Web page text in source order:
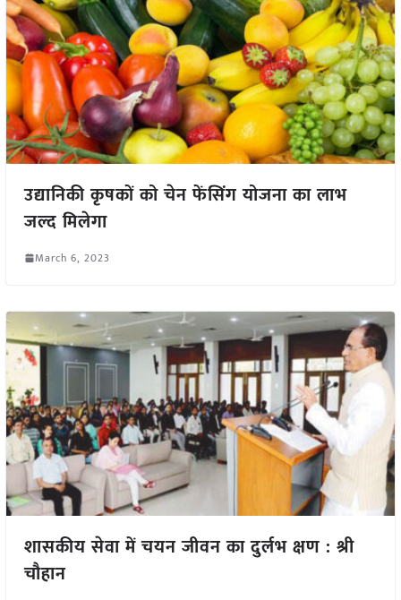
उद्यानिकी कृषकों को चेन फेंसिंग योजना का लाभ
जल्द मिलेगा
March 6, 2023
शासकीय सेवा में चयन जीवन का दुर्लभ क्षण : श्री
चौहान